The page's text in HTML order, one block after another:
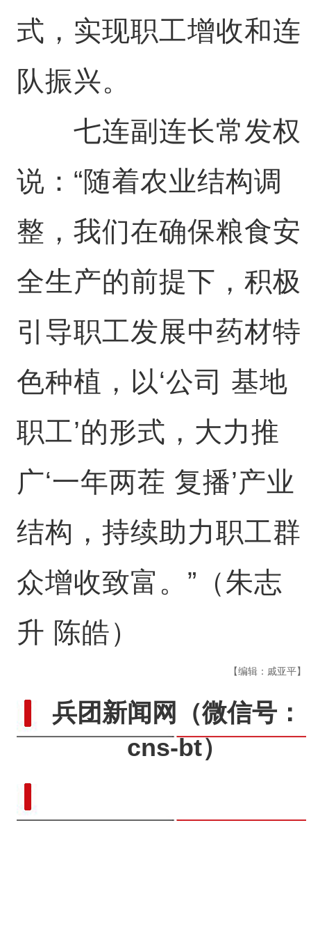
式，实现职工增收和连
队振兴。
七连副连长常发权
说：“随着农业结构调
整，我们在确保粮食安
全生产的前提下，积极
引导职工发展中药材特
色种植，以‘公司 基地
职工’的形式，大力推
广‘一年两茬 复播’产业
结构，持续助力职工群
众增收致富。”（朱志
升 陈皓）
【编辑：戚亚平】
兵团新闻网
（微信号：
cns-bt）